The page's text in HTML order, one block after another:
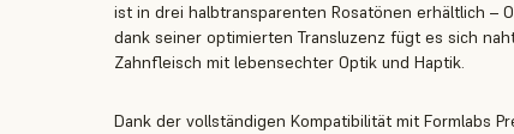
ist in drei halbtransparenten Rosatönen erhältlich –
dank seiner optimierten Transluzenz fügt es sich
Zahnfleisch mit lebensechter Optik und Haptik.
Dank der vollständigen Kompatibilität mit Formlabs